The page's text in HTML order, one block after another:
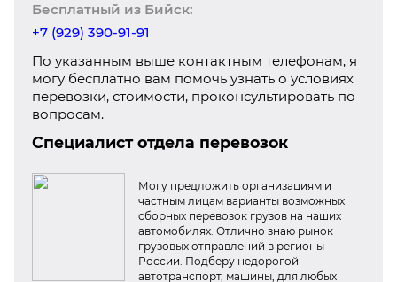
Бесплатный из Бийск:
+7 (929) 390-91-91
По указанным выше контактным телефонам, я
могу бесплатно вам помочь узнать о условиях
перевозки, стоимости, проконсультировать по
вопросам.
Специалист отдела перевозок
Могу предложить организациям и
частным лицам варианты возможных
сборных перевозок грузов на наших
автомобилях. Отлично знаю рынок
грузовых отправлений в регионы
России. Подберу недорогой
автотранспорт, машины, для любых